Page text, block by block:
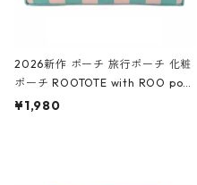
2026新作 ポーチ 旅行ポーチ 化粧
ポーチ ROOTOTE with ROO pou
ch 3532 ルートート WR.ポーチ.ラ
¥1,980